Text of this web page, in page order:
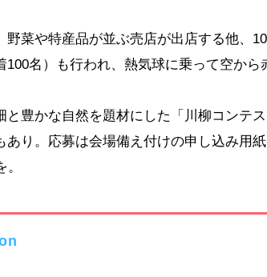
野菜や特産品が並ぶ売店が出店する他、
100名）も行われ、熱気球に乗って空から
と豊かな自然を題材にした「川柳コンテ
あり。応募は会場備え付けの申し込み用